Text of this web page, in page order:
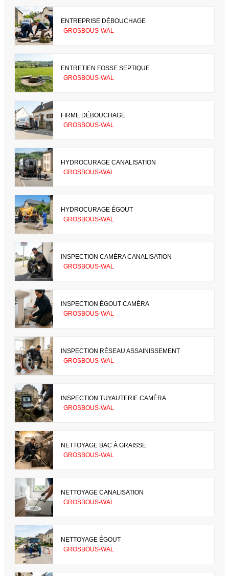
ENTREPRISE DÉBOUCHAGE
GROSBOUS-WAL
ENTRETIEN FOSSE SEPTIQUE
GROSBOUS-WAL
FIRME DÉBOUCHAGE
GROSBOUS-WAL
HYDROCURAGE CANALISATION
GROSBOUS-WAL
HYDROCURAGE ÉGOUT
GROSBOUS-WAL
INSPECTION CAMÉRA CANALISATION
GROSBOUS-WAL
INSPECTION ÉGOUT CAMÉRA
GROSBOUS-WAL
INSPECTION RÉSEAU ASSAINISSEMENT
GROSBOUS-WAL
INSPECTION TUYAUTERIE CAMÉRA
GROSBOUS-WAL
NETTOYAGE BAC À GRAISSE
GROSBOUS-WAL
NETTOYAGE CANALISATION
GROSBOUS-WAL
NETTOYAGE ÉGOUT
GROSBOUS-WAL